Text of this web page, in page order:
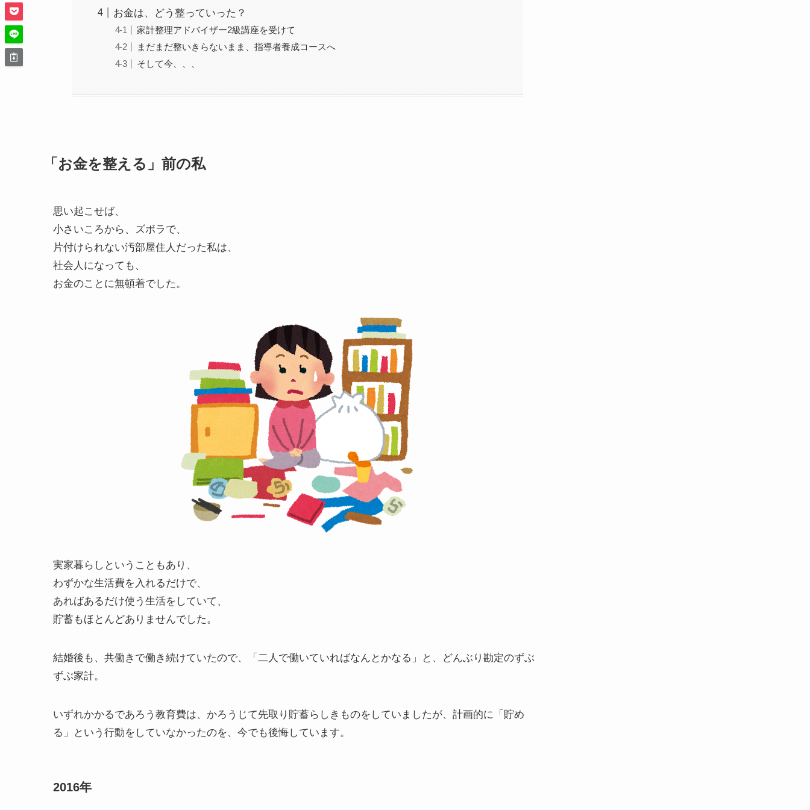
お金は、どう整っていった？
家計整理アドバイザー2級講座を受けて
まだまだ整いきらないまま、指導者養成コースへ
そして今、、、
「お金を整える」前の私
思い起こせば、
小さいころから、ズボラで、
片付けられない汚部屋住人だった私は、
社会人になっても、
お金のことに無頓着でした。
実家暮らしということもあり、
わずかな生活費を入れるだけで、
あればあるだけ使う生活をしていて、
貯蓄もほとんどありませんでした。
結婚後も、共働きで働き続けていたので、「二人で働いていればなんとかなる」と、どんぶり勘定のずぶ
ずぶ家計。
いずれかかるであろう教育費は、かろうじて先取り貯蓄らしきものをしていましたが、計画的に「貯め
る」という行動をしていなかったのを、今でも後悔しています。
2016年